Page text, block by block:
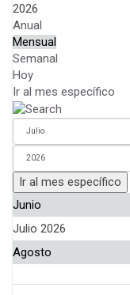
2026
Anual
Mensual
Semanal
Hoy
Ir al mes específico
Ir al mes específico
Junio
Julio 2026
Agosto